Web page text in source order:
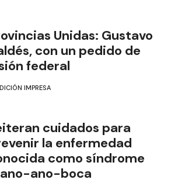
Unidas: Gustavo
con un pedido de
federal
IMPRESA
cuidados para
la enfermedad
como síndrome
ano-boca